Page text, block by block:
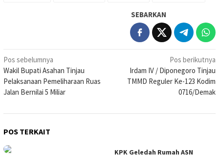
SEBARKAN
Navigasi
pos
Pos sebelumnya
Wakil Bupati Asahan Tinjau
Pelaksanaan Pemeliharaan Ruas
Jalan Bernilai 5 Miliar
Pos berikutnya
Irdam IV / Diponegoro Tinjau
TMMD Reguler Ke-123 Kodim
0716/Demak
POS TERKAIT
KPK Geledah Rumah ASN